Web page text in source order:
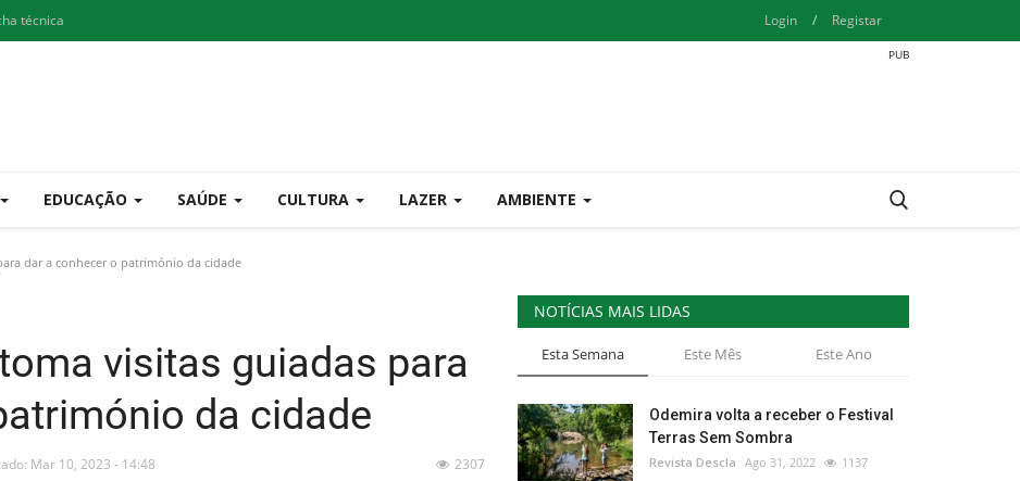
técnica Login / Registar
EDUCAÇÃO SAÚDE CULTURA LAZER AMBIENTE
dar a conhecer o património da cidade
visitas guiadas para
da cidade
Mar 10, 2023 - 14:48 2307
NOTÍCIAS MAIS LIDAS
Esta Semana Este Mês Este Ano
Odemira volta a receber o Festival
Terras Sem Sombra
Revista Descla Ago 31, 2022 1137